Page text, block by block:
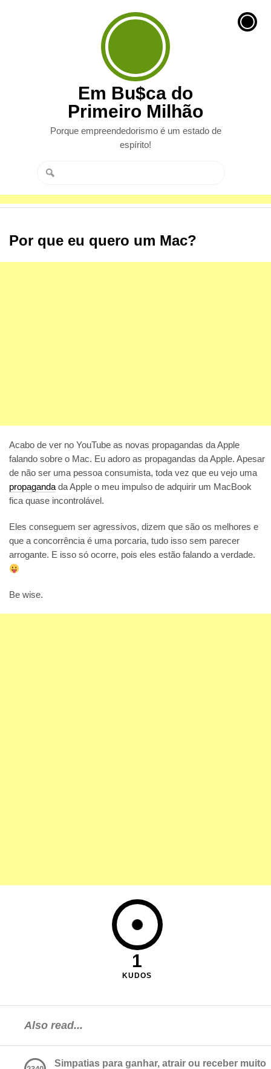
Em Bu$ca do
Primeiro Milhão
Porque empreendedorismo é um estado de
espírito!
Por que eu quero um Mac?
Acabo de ver no YouTube as novas propagandas da Apple
falando sobre o Mac. Eu adoro as propagandas da Apple. Apesar
de não ser uma pessoa consumista, toda vez que eu vejo uma
propaganda da Apple o meu impulso de adquirir um MacBook
fica quase incontrolável.
Eles conseguem ser agressivos, dizem que são os melhores e
que a concorrência é uma porcaria, tudo isso sem parecer
arrogante. E isso só ocorre, pois eles estão falando a verdade.
Be wise.
1
KUDOS
Also read...
Simpatias para ganhar, atrair ou receber muito